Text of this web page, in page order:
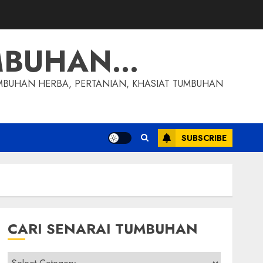
HERBA, PERTANIAN, KHASIAT TUMBUHAN
SUBSCRIBE
CARI SENARAI TUMBUHAN
Cari